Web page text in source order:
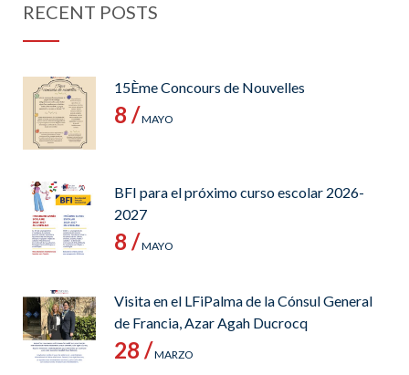
RECENT POSTS
15Ème Concours de Nouvelles
8 /MAYO
BFI para el próximo curso escolar 2026-
2027
8 /MAYO
Visita en el LFiPalma de la Cónsul General
de Francia, Azar Agah Ducrocq
28 /MARZO